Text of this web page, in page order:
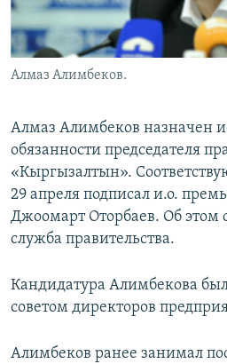
Алмаз Алимбеков.
Алмаз Алимбеков назначен
обязанности председателя
«Кыргызалтын».
29 апреля подписал и.о.
Джоомарт Оторбаев. Об этом
служба правительства.
Кандидатура Алимбекова
советом директоров
Алимбеков ранее занимал